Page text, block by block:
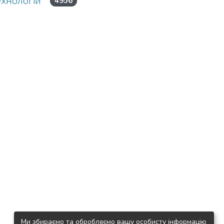
Ми збираємо та обробляємо вашу особисту інформацію